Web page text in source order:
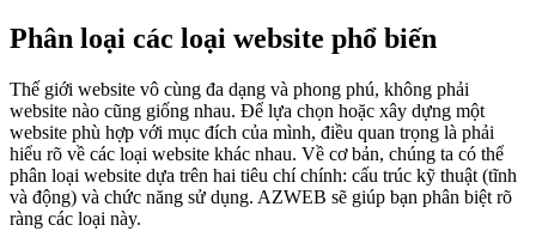
Phân loại các loại website phổ biến
Thế giới website vô cùng đa dạng và phong phú, không phải
website nào cũng giống nhau. Để lựa chọn hoặc xây dựng một
website phù hợp với mục đích của mình, điều quan trọng là phải
hiểu rõ về các loại website khác nhau. Về cơ bản, chúng ta có thể
phân loại website dựa trên hai tiêu chí chính: cấu trúc kỹ thuật (tĩnh
và động) và chức năng sử dụng. AZWEB sẽ giúp bạn phân biệt rõ
ràng các loại này.